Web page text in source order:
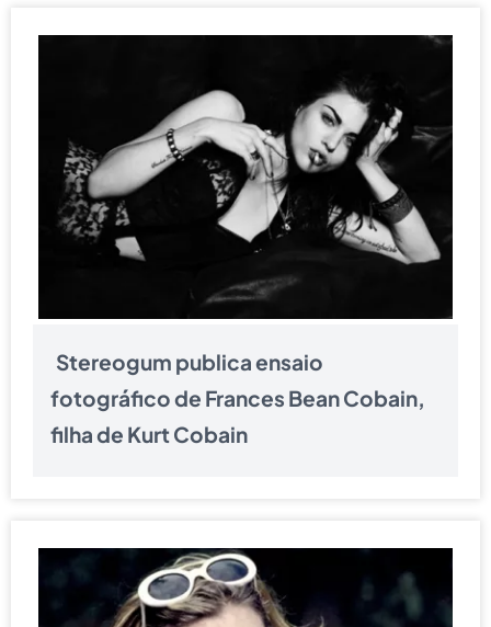
Stereogum publica ensaio
fotográfico de Frances Bean Cobain,
filha de Kurt Cobain